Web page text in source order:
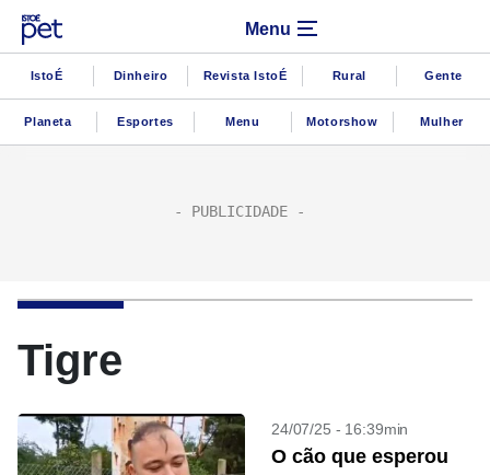
Menu
IstoÉ Dinheiro Revista IstoÉ Rural Gente
Planeta Esportes Menu Motorshow Mulher
Tigre
24/07/25 - 16:39min
O cão que esperou